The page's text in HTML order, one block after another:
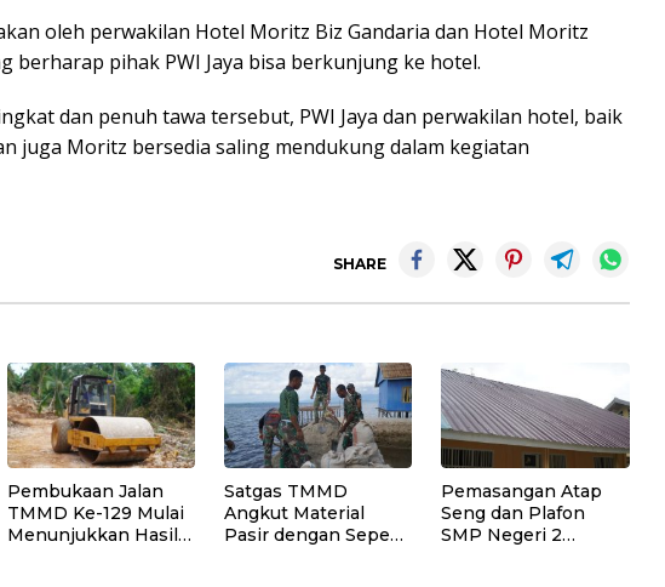
oleh perwakilan Hotel Moritz Biz Gandaria dan Hotel Moritz
berharap pihak PWI Jaya bisa berkunjung ke hotel.
dan penuh tawa tersebut, PWI Jaya dan perwakilan hotel, baik
juga Moritz bersedia saling mendukung dalam kegiatan
SHARE
Pembukaan Jalan
TMMD Ke-129 Mulai
Menunjukkan Hasil
Satgas TMMD
Angkut Material
Pasir dengan Sepeda
Pemasangan Atap
Seng dan Plafon
SMP Negeri 2